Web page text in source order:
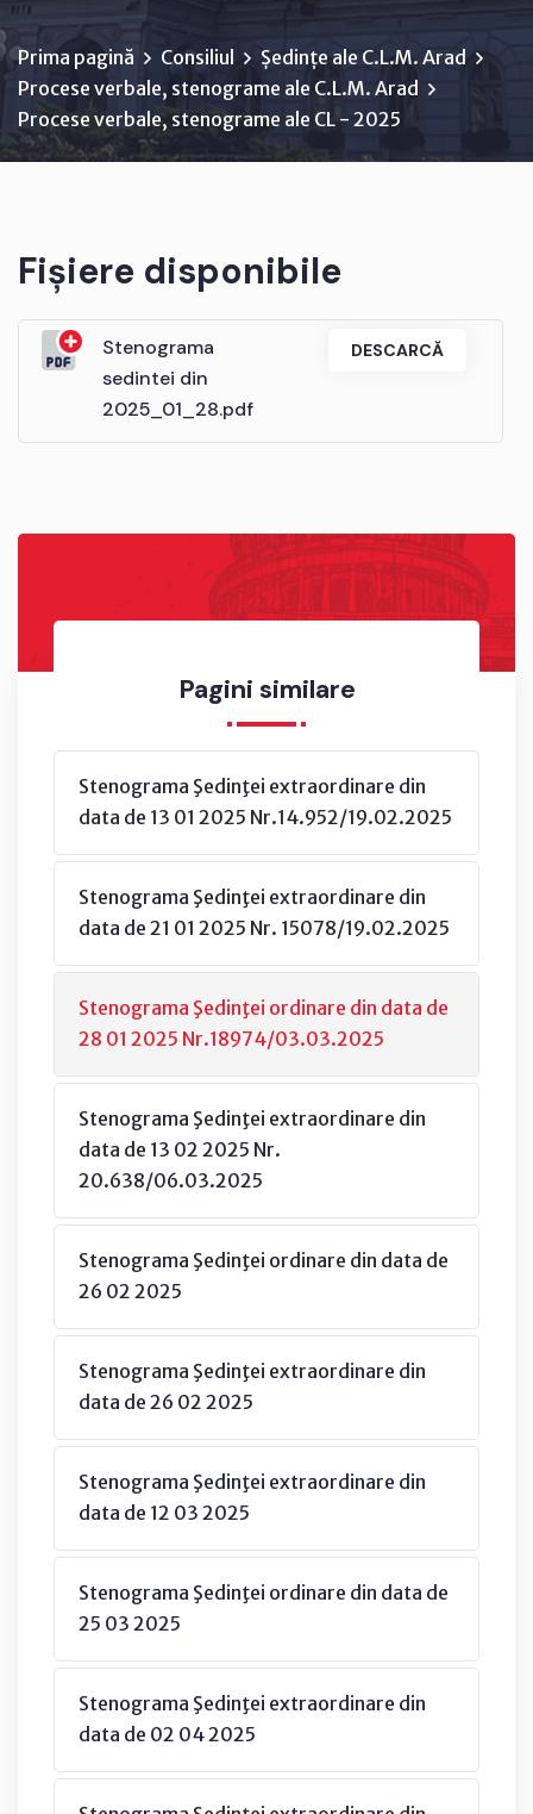
Prima pagină Consiliul
Ședințe ale C.L.M. Arad
Procese verbale, stenograme ale C.L.M. Arad
Procese verbale, stenograme ale CL - 2025
Pagini similare
Stenograma Şedinţei extraordinare din
data de 13 01 2025 Nr.14.952/19.02.2025
Stenograma Şedinţei extraordinare din
data de 21 01 2025 Nr. 15078/19.02.2025
Stenograma Şedinţei ordinare din data de
28 01 2025 Nr.18974/03.03.2025
Stenograma Şedinţei extraordinare din
data de 13 02 2025 Nr.
20.638/06.03.2025
Stenograma Şedinţei ordinare din data de
26 02 2025
Stenograma Şedinţei extraordinare din
data de 26 02 2025
Stenograma Şedinţei extraordinare din
data de 12 03 2025
Stenograma Şedinţei ordinare din data de
25 03 2025
Stenograma Şedinţei extraordinare din
data de 02 04 2025
Fișiere disponibile
Stenograma
sedintei din
2025_01_28.pdf
DESCARCĂ